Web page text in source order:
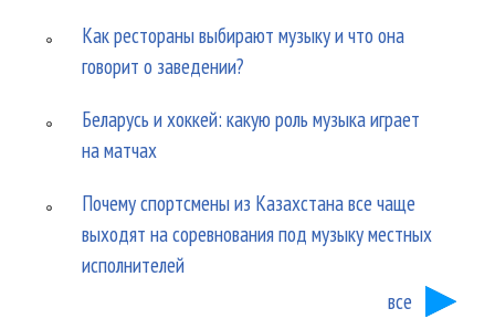
Как рестораны выбирают музыку и что она
говорит о заведении?
Беларусь и хоккей: какую роль музыка играет
на матчах
Почему спортсмены из Казахстана все чаще
выходят на соревнования под музыку местных
исполнителей
все